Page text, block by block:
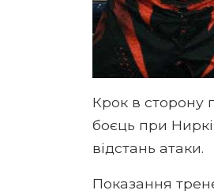
Крок в сторону
боєць при
відстань атаки.
Показання